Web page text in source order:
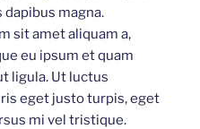
dapibus magna.
sit amet aliquam a,
eu ipsum et quam
ligula. Ut luctus
eget justo turpis, eget
mi vel tristique.